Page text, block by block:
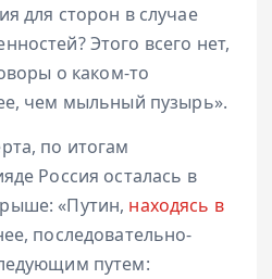
для сторон в случае
Этого всего нет,
о каком-то
чем мыльный пузырь».
по итогам
Россия осталась в
«Путин, находясь в
последовательно-
путем: